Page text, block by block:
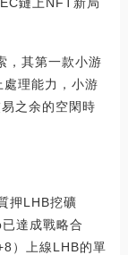
，其第一款小游
理能力，小游
之余的空閑時
押LHB挖礦
達成戰略合
）上線LHB的單